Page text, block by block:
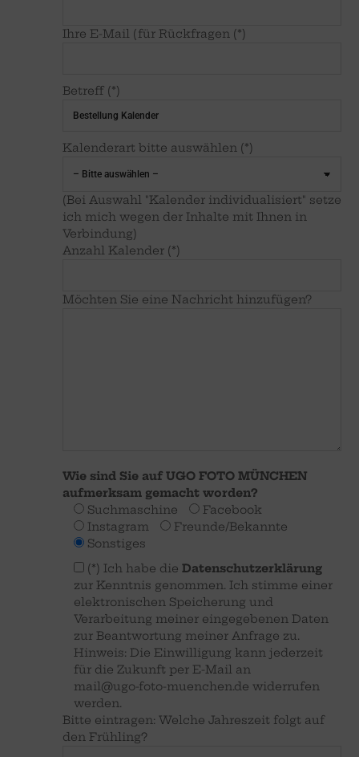
Ihre E-Mail (für Rückfragen (*)
Betreff (*)
Kalenderart bitte auswählen (*)
(Bei Auswahl "Kalender individualisiert" setze
ich mich wegen der Inhalte mit Ihnen in
Verbindung)
Anzahl Kalender (*)
Möchten Sie eine Nachricht hinzufügen?
Wie sind Sie auf UGO FOTO MÜNCHEN
aufmerksam gemacht worden?
Suchmaschine
Facebook
Instagram
Freunde/Bekannte
Sonstiges
(*) Ich habe die Datenschutzerklärung
zur Kenntnis genommen. Ich stimme einer
elektronischen Speicherung und
Verarbeitung meiner eingegebenen Daten
zur Beantwortung meiner Anfrage zu.
Hinweis: Die Einwilligung kann jederzeit
für die Zukunft per E-Mail an
mail@ugo-foto-muenchen.de widerrufen
werden.
Bitte eintragen: Welche Jahreszeit folgt auf
den Frühling?